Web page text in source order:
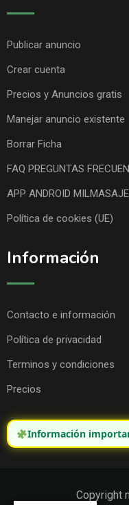
Publicar anuncio
Crear cuenta
Precios y Anuncios gratis
Manejar anuncio existente
Borrar Ficha
FAQ PREGUNTAS
APP ANDROID
Política de cookies (UE)
Información
Contacto e información
Política de privacidad
Terminos y condiciones
Precios
Información
Copyright